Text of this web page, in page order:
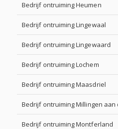
Bedrijf ontruiming Heumen
Bedrijf ontruiming Lingewaal
Bedrijf ontruiming Lingewaard
Bedrijf ontruiming Lochem
Bedrijf ontruiming Maasdriel
Bedrijf ontruiming Millingen aan
Bedrijf ontruiming Montferland